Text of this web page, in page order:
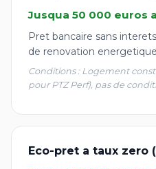
Jusqua 50 000 euros
Pret bancaire sans
de renovation
Conditions : Logement
pour PTZ Perf), pas de
Eco-pret a taux zero